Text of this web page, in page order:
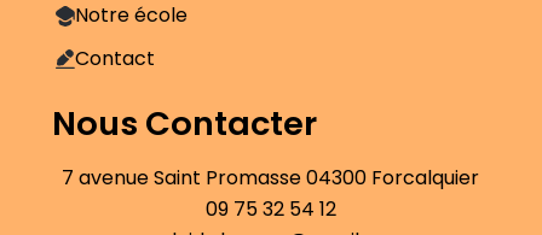
Notre école
Contact
Nous Contacter
7 avenue Saint Promasse 04300 Forcalquier
09 75 32 54 12